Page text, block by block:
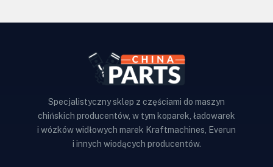
Specjalistyczny sklep z częściami do maszyn
chińskich producentów, w tym koparek, ładowarek
i wózków widłowych marek Kraftmachines, Everun
i innych wiodących producentów.